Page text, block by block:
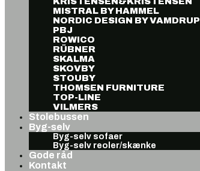
MISTRAL BY HAMMEL
NORDIC DESIGN BY VAMDRUP
PBJ
ROWICO
RÜBNER
SKALMA
SKOVBY
STOUBY
THOMSEN FURNITURE
TOP-LINE
VILMERS
Stolebussen
Byg-selv
Byg-selv sofaer
Byg-selv reoler/skænke
Gode råd
Kontakt